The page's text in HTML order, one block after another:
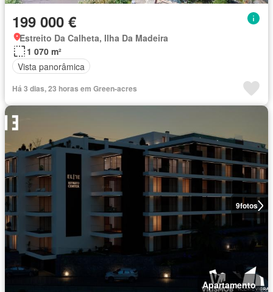
199 000 €
Estreito Da Calheta, Ilha Da Madeira
1 070 m²
Vista panorâmica
Há 3 dias, 23 horas em Green-acres
9fotos
Apartamento